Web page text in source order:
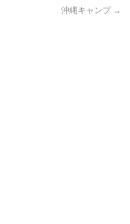
沖縄キャンプ →